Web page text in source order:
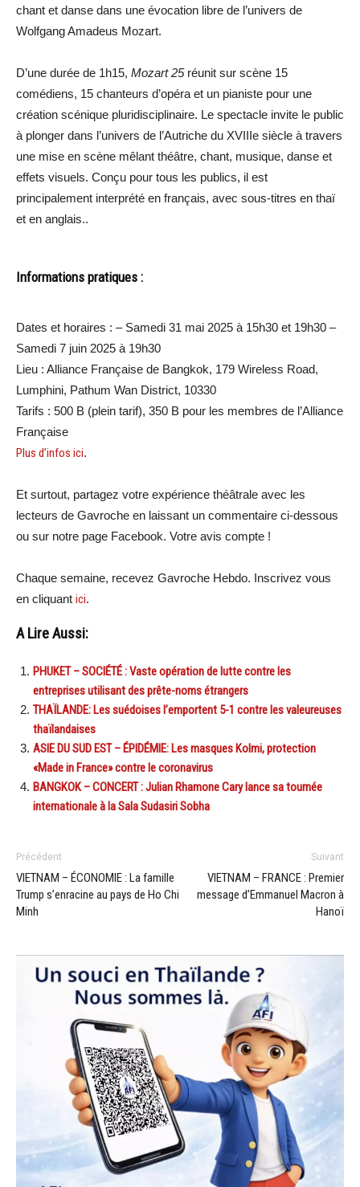
chant et danse dans une évocation libre de l’univers de
Wolfgang Amadeus Mozart.
D’une durée de 1h15, Mozart 25réunit sur scène 15
comédiens, 15 chanteurs d’opéra et un pianiste pour une
création scénique pluridisciplinaire. Le spectacle invite le public
à plonger dans l’univers de l’Autriche du XVIIIe siècle à travers
une mise en scène mêlant théâtre, chant, musique, danse et
effets visuels. Conçu pour tous les publics, il est
principalement interprété en français, avec sous-titres en thaï
et en anglais..
Informations pratiques :
Dates et horaires : – Samedi 31 mai 2025 à 15h30 et 19h30 –
Samedi 7 juin 2025 à 19h30
Lieu : Alliance Française de Bangkok, 179 Wireless Road,
Lumphini, Pathum Wan District, 10330
Tarifs : 500 B (plein tarif), 350 B pour les membres de l’Alliance
Française
Plus d’infos ici.
Et surtout, partagez votre expérience théâtrale avec les
lecteurs de Gavroche en laissant un commentaire ci-dessous
ou sur notre page Facebook. Votre avis compte !
Chaque semaine, recevez Gavroche Hebdo. Inscrivez vous
en cliquant ici.
A Lire Aussi:
PHUKET – SOCIÉTÉ : Vaste opération de lutte contre les
entreprises utilisant des prête-noms étrangers
THAÏLANDE: Les suédoises l’emportent 5-1 contre les valeureuses
thaïlandaises
ASIE DU SUD EST – ÉPIDÉMIE: Les masques Kolmi, protection
«Made in France» contre le coronavirus
BANGKOK – CONCERT : Julian Rhamone Cary lance sa tournée
internationale à la Sala Sudasiri Sobha
Précédent
VIETNAM – ÉCONOMIE : La famille
Trump s’enracine au pays de Ho Chi
Minh
Suivant
VIETNAM – FRANCE : Premier
message d’Emmanuel Macron à
Hanoï